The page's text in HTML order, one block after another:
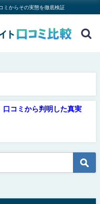
ミからその実態を徹底検証
口コミから判明した真実